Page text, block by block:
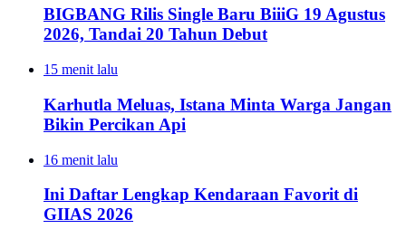
BIGBANG Rilis Single Baru BiiiG 19 Agustus
2026, Tandai 20 Tahun Debut
15 menit lalu
Karhutla Meluas, Istana Minta Warga Jangan
Bikin Percikan Api
16 menit lalu
Ini Daftar Lengkap Kendaraan Favorit di
GIIAS 2026